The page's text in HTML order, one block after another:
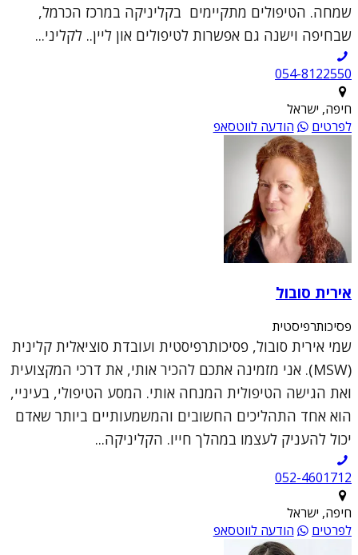
שמחה. הטיפולים מתקיימים בקליניקה במרכז הכרמל,
שבחיפה וישנה גם אפשרות לטיפולים און ליין.. לקליני...
054-8122550
חיפה, ישראל
לפרטים
הודעה לווטסאפ
אירית סובול
פסיכותרפיסטית
שמי אירית סובול, פסיכותרפיסטית ועובדת סוציאלית קלינית
(MSW). אני מזמינה אתכם להכיר אותי, את דרכי המקצועית
ואת הגישה הטיפולית המנחה אותי. המסע הטיפולי, בעיניי,
הוא אחד התהליכים החשובים והמשמעותיים ביותר שאדם
יכול להעניק לעצמו במהלך חייו. הקליניקה...
052-4601712
חיפה, ישראל
לפרטים
הודעה לווטסאפ